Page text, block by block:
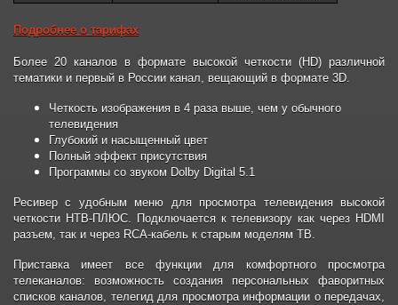
Подробнее о тарифах
Более 20 каналов в формате высокой четкости (HD) различной
тематики и первый в России канал, вещающий в формате 3D.
Четкость изображения в 4 раза выше, чем у обычного
телевидения
Глубокий и насыщенный цвет
Полный эффект присутствия
Программы со звуком Dolby Digital 5.1
Ресивер с удобным меню для просмотра телевидения высокой
четкости НТВ-ПЛЮС. Подключается к телевизору как через HDMI
разъем, так и через RCA-кабель к старым моделям ТВ.
Приставка имеет все функции для комфортного просмотра
телеканалов: возможность создания персональных фаворитных
списков каналов, телегид для просмотра информации о передачах,